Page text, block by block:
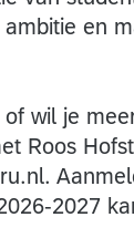
en
wil je
Roos
2027